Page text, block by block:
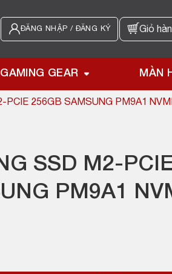
ĐĂNG NHẬP / ĐĂNG KÝ Giỏ
GAMING GEAR MÀN
PCIE 256GB SAMSUNG PM9A1
SSD M2-
PM9A1